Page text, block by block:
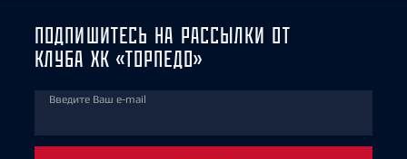
ПОДПИШИТЕСЬ НА РАССЫЛКИ ОТ
КЛУБА ХК «ТОРПЕДО»
Введите Ваш e-mail